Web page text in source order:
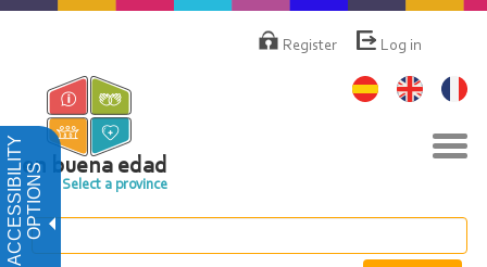
ACCESSIBILITYOPTIONS
Skip
content
deRegister Log in
en buena edad
Select a province